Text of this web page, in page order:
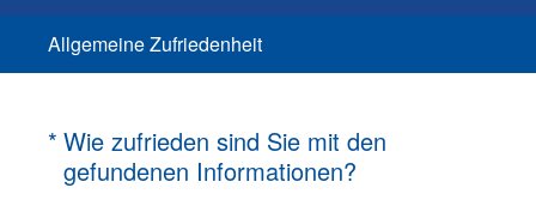
Allgemeine Zufriedenheit
* Wie zufrieden sind Sie mit den
gefundenen Informationen?
(Erforderlich.)